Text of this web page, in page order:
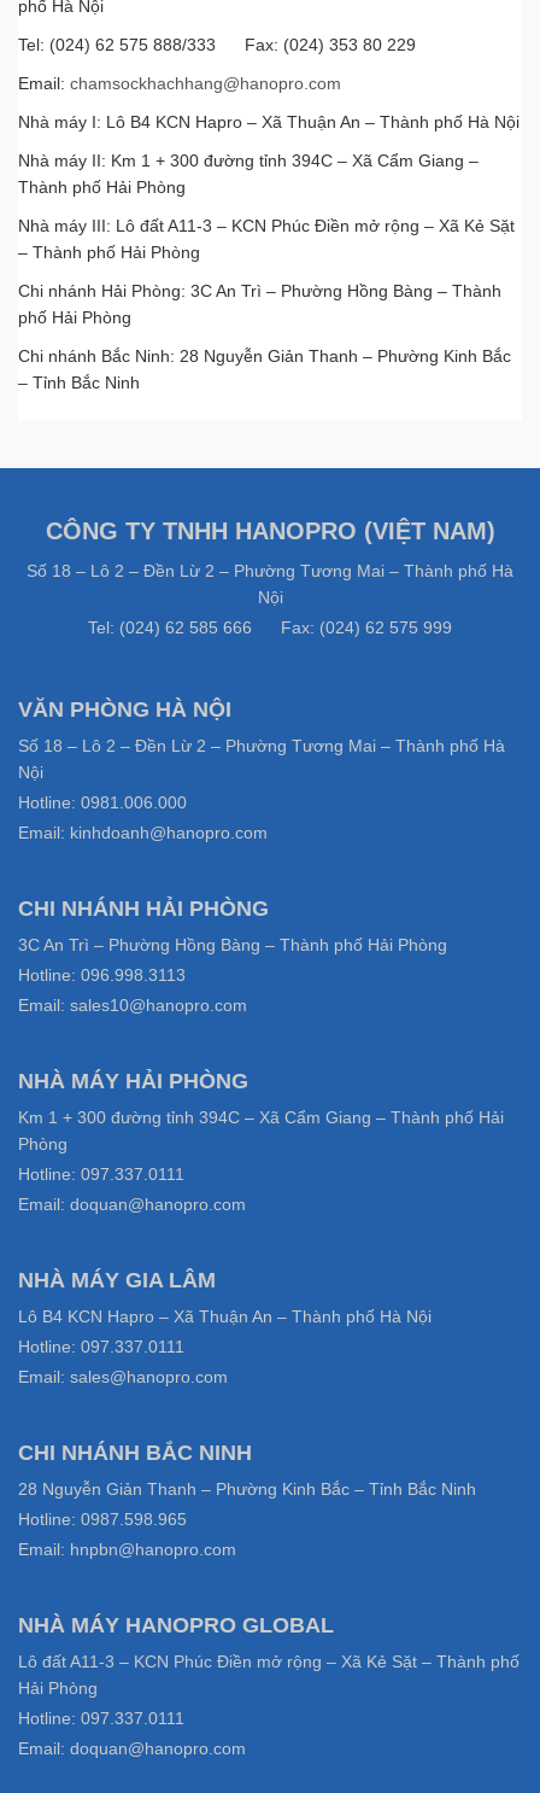
phố Hà Nội
Tel: (024) 62 575 888/333 Fax: (024) 353 80 229
Email: chamsockhachhang@hanopro.com
Nhà máy I: Lô B4 KCN Hapro – Xã Thuận An – Thành phố Hà Nội
Nhà máy II: Km 1 + 300 đường tỉnh 394C – Xã Cẩm Giang –
Thành phố Hải Phòng
Nhà máy III: Lô đất A11-3 – KCN Phúc Điền mở rộng – Xã Kẻ Sặt
– Thành phố Hải Phòng
Chi nhánh Hải Phòng: 3C An Trì – Phường Hồng Bàng – Thành
phố Hải Phòng
Chi nhánh Bắc Ninh: 28 Nguyễn Giản Thanh – Phường Kinh Bắc
– Tỉnh Bắc Ninh
CÔNG TY TNHH HANOPRO (VIỆT NAM)
Số 18 – Lô 2 – Đền Lừ 2 – Phường Tương Mai – Thành phố Hà
Nội
Tel: (024) 62 585 666 Fax: (024) 62 575 999
VĂN PHÒNG HÀ NỘI
Số 18 – Lô 2 – Đền Lừ 2 – Phường Tương Mai – Thành phố Hà
Nội
Hotline: 0981.006.000
Email: kinhdoanh@hanopro.com
CHI NHÁNH HẢI PHÒNG
3C An Trì – Phường Hồng Bàng – Thành phố Hải Phòng
Hotline: 096.998.3113
Email: sales10@hanopro.com
NHÀ MÁY HẢI PHÒNG
Km 1 + 300 đường tỉnh 394C – Xã Cẩm Giang – Thành phố Hải
Phòng
Hotline: 097.337.0111
Email: doquan@hanopro.com
NHÀ MÁY GIA LÂM
Lô B4 KCN Hapro – Xã Thuận An – Thành phố Hà Nội
Hotline: 097.337.0111
Email: sales@hanopro.com
CHI NHÁNH BẮC NINH
28 Nguyễn Giản Thanh – Phường Kinh Bắc – Tỉnh Bắc Ninh
Hotline: 0987.598.965
Email: hnpbn@hanopro.com
NHÀ MÁY HANOPRO GLOBAL
Lô đất A11-3 – KCN Phúc Điền mở rộng – Xã Kẻ Sặt – Thành phố
Hải Phòng
Hotline: 097.337.0111
Email: doquan@hanopro.com